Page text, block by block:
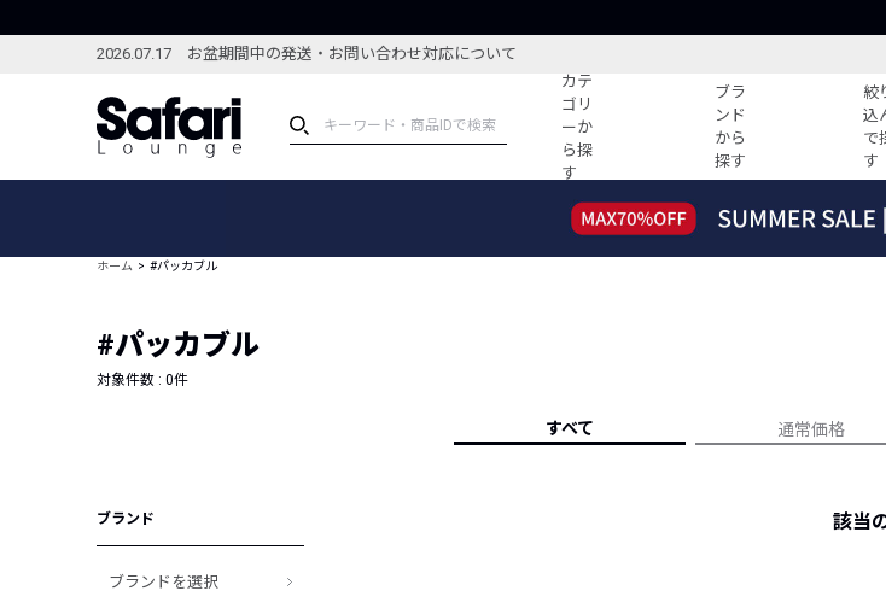
2026.07.17 お盆期間中の発送・お問い合わせ対応について
カテ
ゴリ
ーか
ら探
す
ブラ
ンド
から
探す
絞
込
で
す
ブランドから探す
新着アイテム
編集部のおすすめアイテム
すべての記事
人気記事ランキング
ホーム #パッカブル
#パッカブル
対象件数 : 0件
すべて 通常価格
ブランド
ブランドを選択
該当